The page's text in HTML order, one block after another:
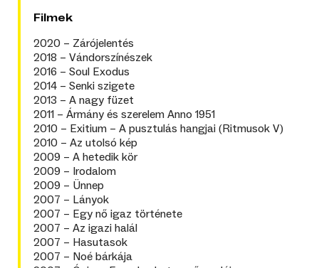
Filmek
2020 – Zárójelentés
2018 – Vándorszínészek
2016 – Soul Exodus
2014 – Senki szigete
2013 – A nagy füzet
2011 – Ármány és szerelem Anno 1951
2010 – Exitium – A pusztulás hangjai (Ritmusok V)
2010 – Az utolsó kép
2009 – A hetedik kör
2009 – Irodalom
2009 – Ünnep
2007 – Lányok
2007 – Egy nő igaz története
2007 – Az igazi halál
2007 – Hasutasok
2007 – Noé bárkája